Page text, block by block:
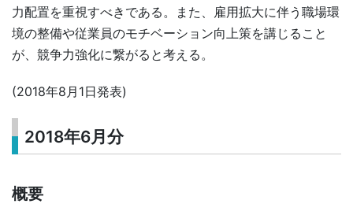
力配置を重視すべきである。また、雇用拡大に伴う職場環
境の整備や従業員のモチベーション向上策を講じること
が、競争力強化に繋がると考える。
(2018年8月1日発表)
2018年6月分
概要